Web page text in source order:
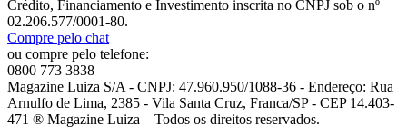
Crédito, Financiamento e Investimento inscrita no CNPJ sob o nº
02.206.577/0001-80.
Compre pelo chat
ou compre pelo telefone:
0800 773 3838
Magazine Luiza S/A - CNPJ: 47.960.950/1088-36 - Endereço: Rua
Arnulfo de Lima, 2385 - Vila Santa Cruz, Franca/SP - CEP 14.403-
471 ® Magazine Luiza – Todos os direitos reservados.